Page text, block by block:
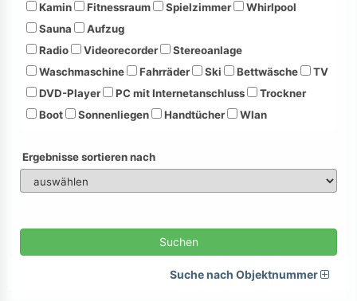
Kamin
Fitnessraum Spielzimmer
Whirlpool
Sauna
Aufzug
Radio
Videorecorder
Stereoanlage
Waschmaschine
Fahrräder Ski Bettwäsche
TV
DVD-Player
PC mit Internetanschluss
Trockner
Boot
Sonnenliegen Handtücher Wlan
Ergebnisse sortieren nach
Suchen
Suche nach Objektnummer